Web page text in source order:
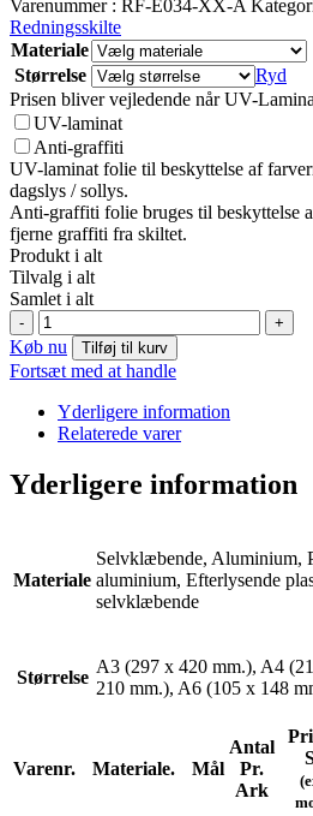
Varenummer : RF-E034-XX-A
Redningsskilte
Materiale
Størrelse
Ryd
Prisen bliver vejledende når UV-
UV-laminat
Anti-graffiti
UV-laminat folie til beskyttelse af
dagslys / sollys.
Anti-graffiti folie bruges til beskyttelse
fjerne graffiti fra skiltet.
Produkt i alt
Tilvalg i alt
Samlet i alt
-
E034:
Flugtdør
(glider
til
ve.)
(valgfri
tekst)
antal
+
Køb nu Tilføj til kurv
Fortsæt med at handle
Yderligere information
Relaterede varer
Yderligere information
Materiale
Selvklæbende, Aluminium,
aluminium, Efterlysende
selvklæbende
Størrelse
A3 (297 x 420 mm.), A4
210 mm.), A6 (105 x 148
Varenr. Materiale. Mål
Antal
Pr.
Ark